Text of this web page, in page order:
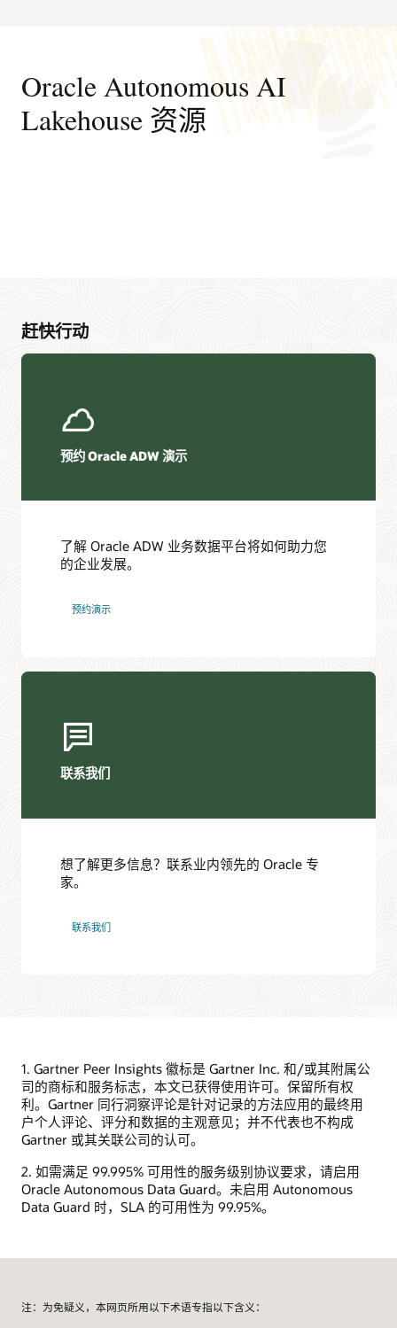
Oracle Autonomous AI
Lakehouse 资源
OCI 数据和数据库迁移
Oracle Zero Downtime Migration 工具
数据库升级和迁移
Lakehouse 的产品文档和其他资源。
其他信息
仓库和数据湖，体验机器学习特性。
查看时事通讯
面向分析和数据仓库的 Oracle Autonomous AI Database
赶快行动
预约 Oracle ADW 演示
了解 Oracle ADW 业务数据平台将如何助力您
的企业发展。
预约演示
联系我们
想了解更多信息？联系业内领先的 Oracle 专
家。
联系我们
1. Gartner Peer Insights 徽标是 Gartner Inc. 和/或其附属公
司的商标和服务标志，本文已获得使用许可。保留所有权
利。Gartner 同行洞察评论是针对记录的方法应用的最终用
户个人评论、评分和数据的主观意见；并不代表也不构成
Gartner 或其关联公司的认可。
2. 如需满足 99.995% 可用性的服务级别协议要求，请启用
Oracle Autonomous Data Guard。未启用 Autonomous
Data Guard 时，SLA 的可用性为 99.95%。
注：为免疑义，本网页所用以下术语专指以下含义：